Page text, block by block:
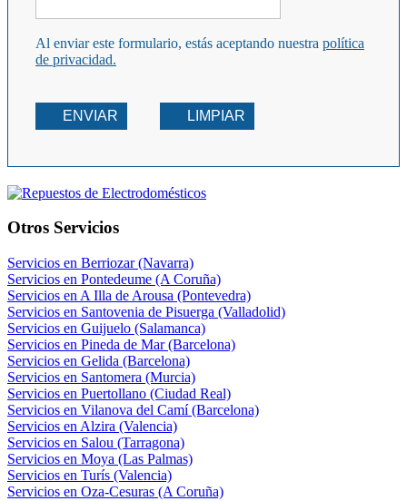
Al enviar este formulario, estás aceptando nuestra política
de privacidad.
ENVIAR LIMPIAR
Otros Servicios
Servicios en Berriozar (Navarra)
Servicios en Pontedeume (A Coruña)
Servicios en A Illa de Arousa (Pontevedra)
Servicios en Santovenia de Pisuerga (Valladolid)
Servicios en Guijuelo (Salamanca)
Servicios en Pineda de Mar (Barcelona)
Servicios en Gelida (Barcelona)
Servicios en Santomera (Murcia)
Servicios en Puertollano (Ciudad Real)
Servicios en Vilanova del Camí (Barcelona)
Servicios en Alzira (Valencia)
Servicios en Salou (Tarragona)
Servicios en Moya (Las Palmas)
Servicios en Turís (Valencia)
Servicios en Oza-Cesuras (A Coruña)